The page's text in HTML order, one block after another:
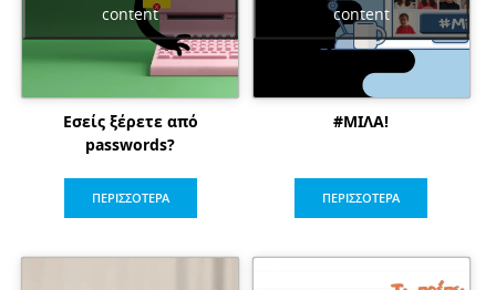
content
Εσείς ξέρετε από
passwords?
ΠΕΡΙΣΣΟΤΕΡΑ
content
#ΜΙΛΑ!
ΠΕΡΙΣΣΟΤΕΡΑ